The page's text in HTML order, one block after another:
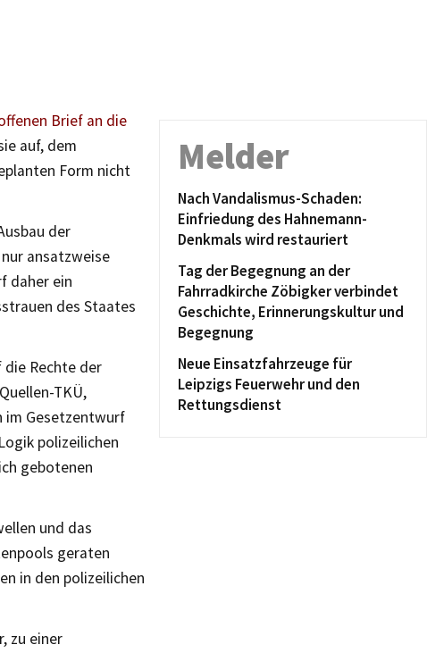
Brief an die
auf, dem
Form nicht
der
ansatzweise
daher ein
des Staates
Rechte der
TKÜ,
im Gesetzentwurf
polizeilichen
gebotenen
und das
geraten
in den polizeilichen
zu einer
Melder
Nach Vandalismus-Schaden:
Einfriedung des Hahnemann-
Denkmals wird restauriert
Tag der Begegnung an der
Fahrradkirche Zöbigker verbindet
Geschichte, Erinnerungskultur und
Begegnung
Neue Einsatzfahrzeuge für
Leipzigs Feuerwehr und den
Rettungsdienst